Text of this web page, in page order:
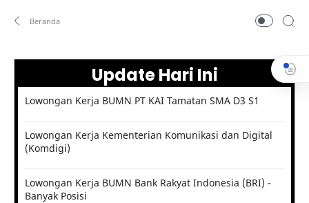
Update Hari Ini
Lowongan Kerja BUMN PT KAI Tamatan SMA D3 S1
Lowongan Kerja Kementerian Komunikasi dan Digital
(Komdigi)
Lowongan Kerja BUMN Bank Rakyat Indonesia (BRI) -
Banyak Posisi